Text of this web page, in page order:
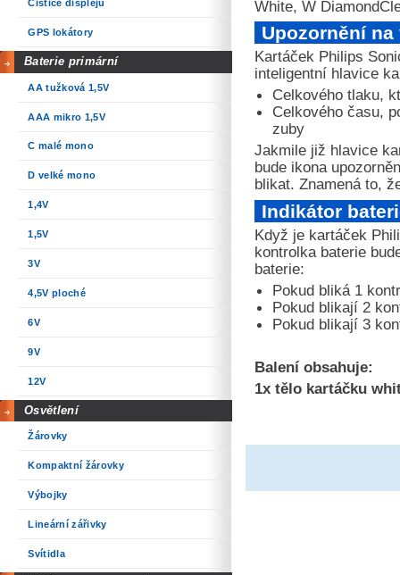
Čističe displejů
GPS lokátory
Baterie primární
AA tužková 1,5V
AAA mikro 1,5V
C malé mono
D velké mono
1,4V
1,5V
3V
4,5V ploché
6V
9V
12V
Osvětlení
Žárovky
Kompaktní žárovky
Výbojky
Lineární zářivky
Svítidla
White, W
Upozornění
Kartáček Philips
inteligentní hlavice
Celkového tlaku,
Celkového času,
zuby
Jakmile již hlavice
bude ikona
blikat. Znamená to,
Indikátor
Když je kartáček
kontrolka baterie
baterie:
Pokud bliká 1
Pokud blikají 2
Pokud blikají 3
Balení obsahuje:
1x tělo kartáčku